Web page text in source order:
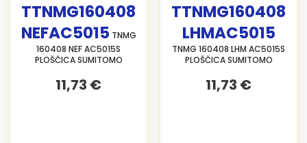
TTNMG160408
NEFAC5015 TNMG
160408 NEF AC5015S
PLOŠČICA SUMITOMO
11,73 €
TTNMG160408
LHMAC5015
TNMG 160408 LHM AC5015S
PLOŠČICA SUMITOMO
11,73 €